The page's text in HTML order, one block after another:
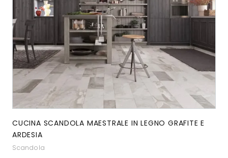
CUCINA SCANDOLA MAESTRALE IN LEGNO GRAFITE E
ARDESIA
Scandola